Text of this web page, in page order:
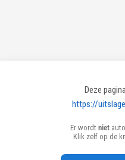
Deze
https://
Er wordt niet
Klik zelf op de